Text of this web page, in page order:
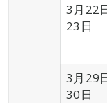
3月22
23日
3月29
30日